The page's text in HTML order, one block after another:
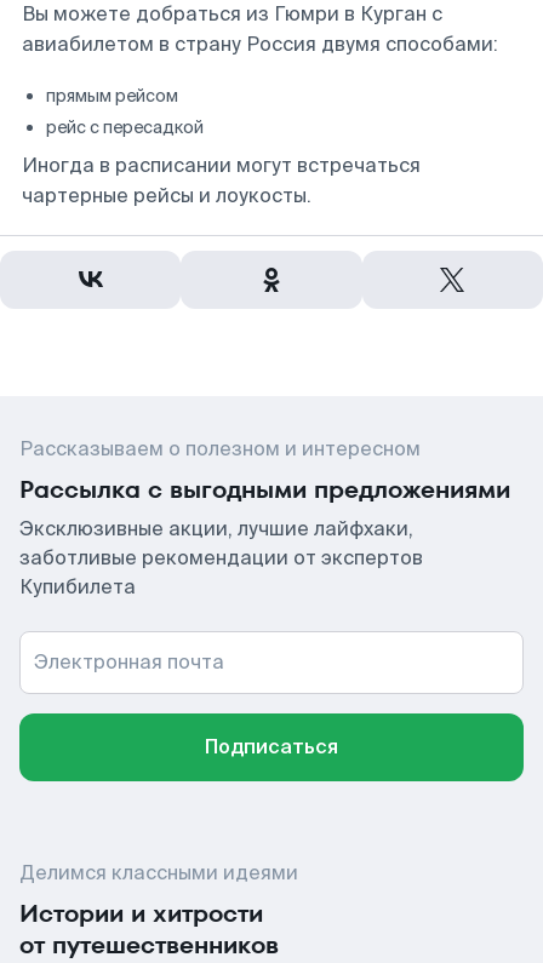
Вы можете добраться из Гюмри в Курган с
авиабилетом в страну Россия двумя способами:
прямым рейсом
рейс с пересадкой
Иногда в расписании могут встречаться
чартерные рейсы и лоукосты.
Рассказываем о полезном и интересном
Рассылка с выгодными предложениями
Эксклюзивные акции, лучшие лайфхаки,
заботливые рекомендации от экспертов
Купибилета
Электронная почта
Подписаться
Делимся классными идеями
Истории и хитрости
от путешественников